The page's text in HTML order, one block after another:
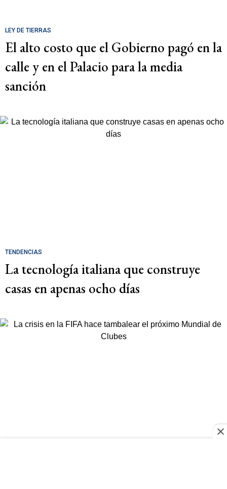
LEY DE TIERRAS
El alto costo que el Gobierno pagó en la
calle y en el Palacio para la media
sanción
TENDENCIAS
La tecnología italiana que construye
casas en apenas ocho días